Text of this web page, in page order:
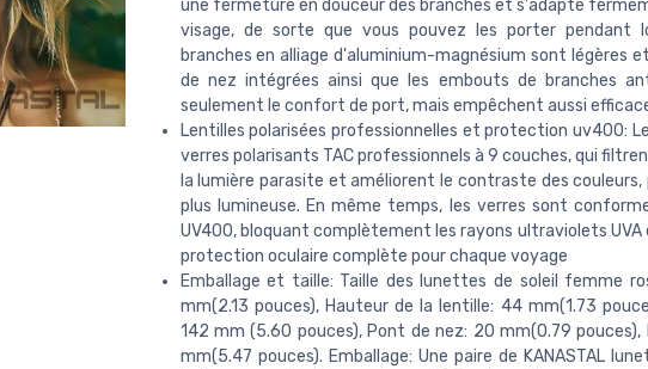
une fermeture en douceur des branches et s'adapte
visage, de sorte que vous pouvez les porter pendant
branches en alliage d'aluminium-magnésium sont légères
de nez intégrées ainsi que les embouts de branches
seulement le confort de port, mais empêchent aussi
Lentilles polarisées professionnelles et protection uv400:
verres polarisants TAC professionnels à 9 couches, qui
la lumière parasite et améliorent le contraste des couleurs,
plus lumineuse. En même temps, les verres sont
UV400, bloquant complètement les rayons ultraviolets UVA
protection oculaire complète pour chaque voyage
Emballage et taille: Taille des lunettes de soleil femme
mm(2.13 pouces), Hauteur de la lentille: 44 mm(1.73
142 mm (5.60 pouces), Pont de nez: 20 mm(0.79 pouces),
mm(5.47 pouces). Emballage: Une paire de KANASTAL